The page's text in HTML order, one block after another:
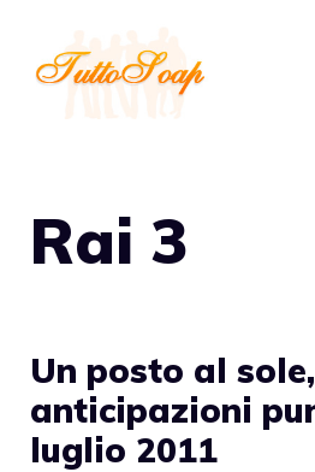
contenuto
Rai 3
Un posto al sole,
anticipazioni
luglio 2011